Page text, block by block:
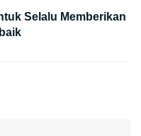
Selalu Memberikan